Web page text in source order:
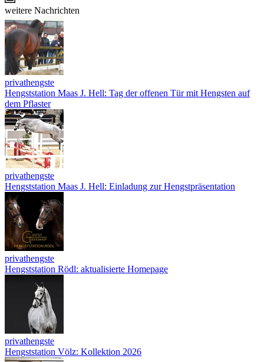
weitere Nachrichten
privathengste
Hengststation Maas J. Hell: Tag der offenen Tür mit Hengsten auf
dem Pflaster
privathengste
Hengststation Maas J. Hell: Einladung zur Hengstpräsentation
privathengste
Hengststation Rödl: aktualisierte Homepage
privathengste
Hengststation Völz: Kollektion 2026